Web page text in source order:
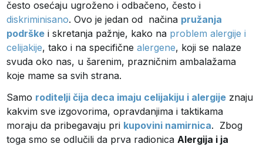
često osećaju ugroženo i odbačeno, često i
diskriminisano. Ovo je jedan od načina pružanja
podrške i skretanja pažnje, kako na problem alergije i
celijakije, tako i na specifičnealergene, koji se nalaze
svuda oko nas, u šarenim, prazničnim ambalažama
koje mame sa svih strana.
Samo roditelji čija deca imaju celijakiju i alergije znaju
kakvim sve izgovorima, opravdanjima i taktikama
moraju da pribegavaju pri kupovini namirnica. Zbog
toga smo se odlučili da prva radionicaAlergija i ja